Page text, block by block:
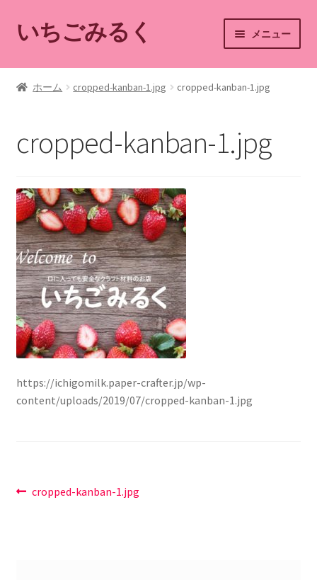
ナ
ビ
ー
へ
キ
ッ
プ
コ
ン
ン
キ
プ
いちごみるく メニュー
ホーム
カート
ショップご利用案内
お問い合わせ
ブログ
講座
ホーム cropped-kanban-1.jpg cropped-kanban-1.jpg
cropped-kanban-1.jpg
https://ichigomilk.paper-crafter.jp/wp-
content/uploads/2019/07/cropped-kanban-1.jpg
投前
cropped-kanban-1.jpg